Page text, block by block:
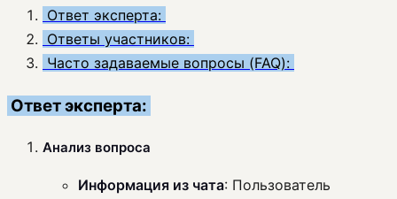
Ответ эксперта:
Ответы участников:
Часто задаваемые вопросы (FAQ):
Ответ эксперта:
Анализ вопроса
Информация из чата: Пользователь